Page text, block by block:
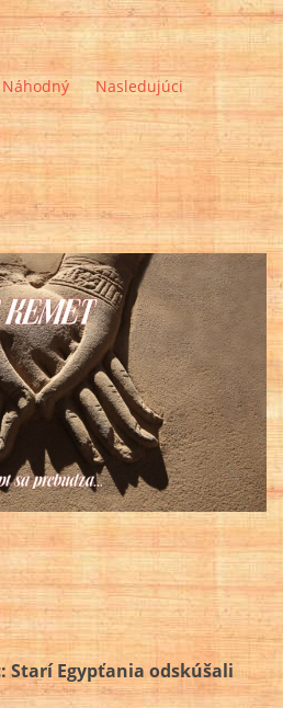
Náhodný Nasledujúci
Starí Egypťania odskúšali